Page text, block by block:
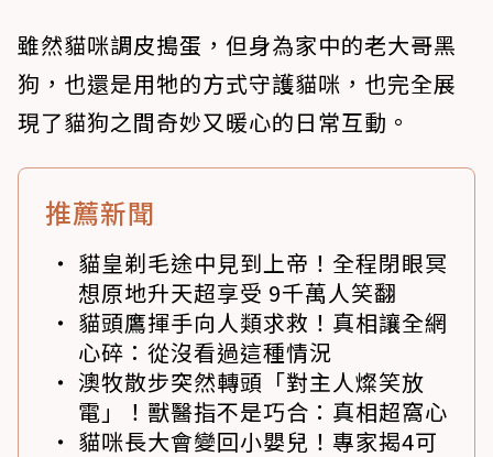
雖然貓咪調皮搗蛋，但身為家中的老大哥黑
狗，也還是用牠的方式守護貓咪，也完全展
現了貓狗之間奇妙又暖心的日常互動。
推薦新聞
貓皇剃毛途中見到上帝！全程閉眼冥
想原地升天超享受 9千萬人笑翻
貓頭鷹揮手向人類求救！真相讓全網
心碎：從沒看過這種情況
澳牧散步突然轉頭「對主人燦笑放
電」！獸醫指不是巧合：真相超窩心
貓咪長大會變回小嬰兒！專家揭4可